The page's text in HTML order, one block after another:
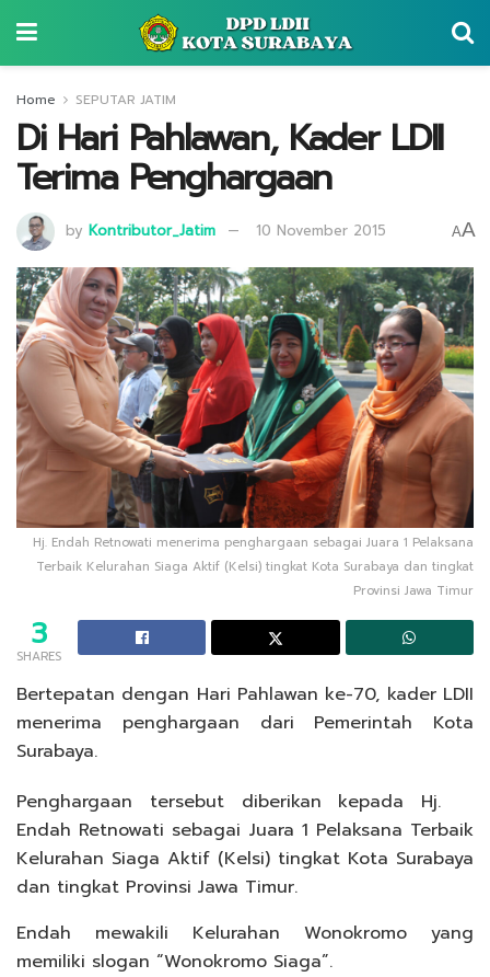
Home SEPUTAR JATIM
Di Hari Pahlawan, Kader LDII
Terima Penghargaan
by Kontributor_Jatim 10 November 2015 AA
Hj. Endah Retnowati menerima penghargaan sebagai Juara 1 Pelaksana
Terbaik Kelurahan Siaga Aktif (Kelsi) tingkat Kota Surabaya dan tingkat
Provinsi Jawa Timur
3
SHARES
Bertepatan dengan Hari Pahlawan ke-70, kader LDII
menerima penghargaan dari Pemerintah Kota
Surabaya.
Penghargaan tersebut diberikan kepada Hj.
Endah Retnowati sebagai Juara 1 Pelaksana Terbaik
Kelurahan Siaga Aktif (Kelsi) tingkat Kota Surabaya
dan tingkat Provinsi Jawa Timur.
Endah mewakili Kelurahan Wonokromo yang
memiliki slogan “Wonokromo Siaga”.